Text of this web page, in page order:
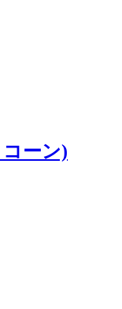
ーン)